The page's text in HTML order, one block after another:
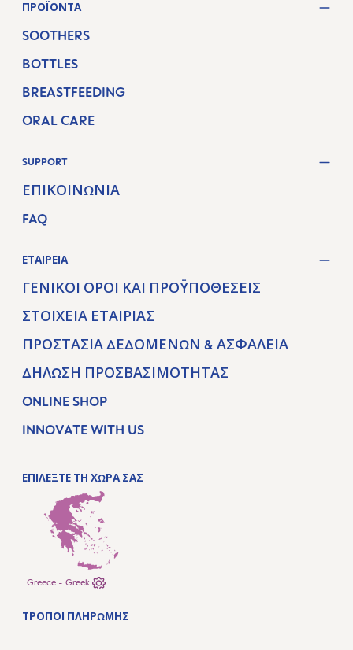
ΠΡΟΪΌΝΤΑ
SOOTHERS
BOTTLES
BREASTFEEDING
ORAL CARE
SUPPORT
ΕΠΙΚΟΙΝΩΝΊΑ
FAQ
ΕΤΑΙΡΕΊΑ
ΓΕΝΙΚΟΊ ΌΡΟΙ ΚΑΙ ΠΡΟΫΠΟΘΈΣΕΙΣ
ΣΤΟΙΧΕΊΑ ΕΤΑΙΡΊΑΣ
ΠΡΟΣΤΑΣΊΑ ΔΕΔΟΜΈΝΩΝ & ΑΣΦΆΛΕΙΑ
ΔΉΛΩΣΗ ΠΡΟΣΒΑΣΙΜΌΤΗΤΑΣ
ONLINE SHOP
INNOVATE WITH US
ΕΠΙΛΕΞΤΕ ΤΗ ΧΩΡΑ ΣΑΣ
Greece - Greek
ΤΡΌΠΟΙ ΠΛΗΡΩΜΉΣ